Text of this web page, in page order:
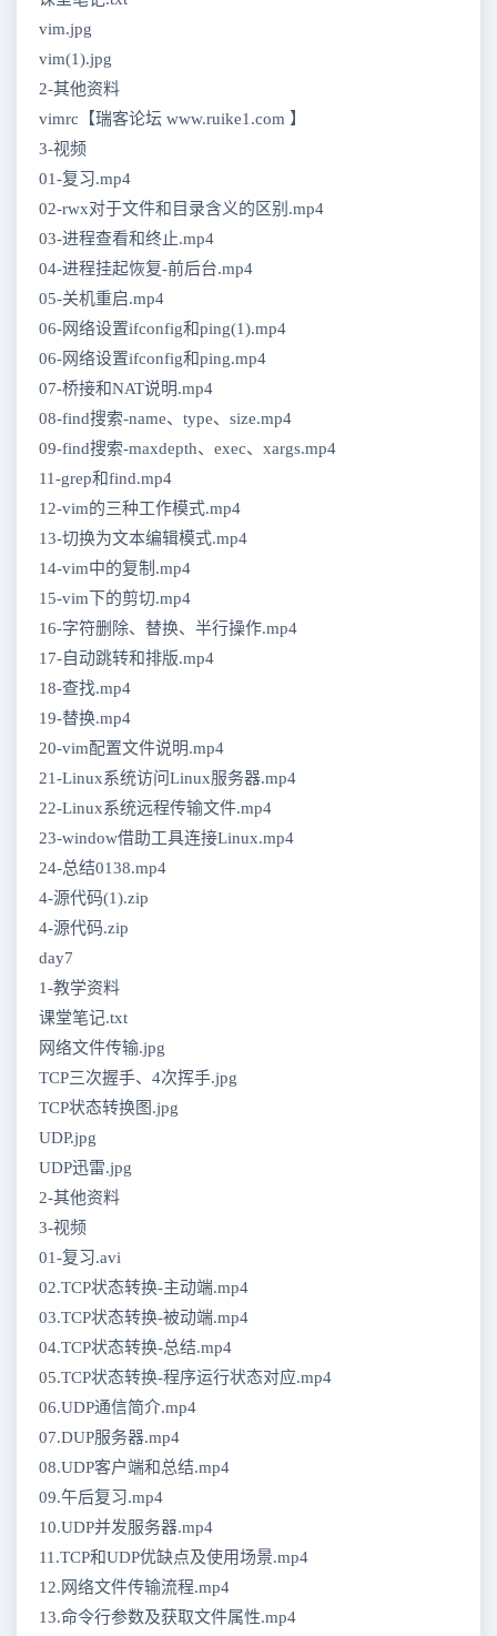
vim.jpg
vim(1).jpg
2-其他资料
vimrc【瑞客论坛 www.ruike1.com 】
3-视频
01-复习.mp4
02-rwx对于文件和目录含义的区别.mp4
03-进程查看和终止.mp4
04-进程挂起恢复-前后台.mp4
05-关机重启.mp4
06-网络设置ifconfig和ping(1).mp4
06-网络设置ifconfig和ping.mp4
07-桥接和NAT说明.mp4
08-find搜索-name、type、size.mp4
09-find搜索-maxdepth、exec、xargs.mp4
11-grep和find.mp4
12-vim的三种工作模式.mp4
13-切换为文本编辑模式.mp4
14-vim中的复制.mp4
15-vim下的剪切.mp4
16-字符删除、替换、半行操作.mp4
17-自动跳转和排版.mp4
18-查找.mp4
19-替换.mp4
20-vim配置文件说明.mp4
21-Linux系统访问Linux服务器.mp4
22-Linux系统远程传输文件.mp4
23-window借助工具连接Linux.mp4
24-总结0138.mp4
4-源代码(1).zip
4-源代码.zip
day7
1-教学资料
课堂笔记.txt
网络文件传输.jpg
TCP三次握手、4次挥手.jpg
TCP状态转换图.jpg
UDP.jpg
UDP迅雷.jpg
2-其他资料
3-视频
01-复习.avi
02.TCP状态转换-主动端.mp4
03.TCP状态转换-被动端.mp4
04.TCP状态转换-总结.mp4
05.TCP状态转换-程序运行状态对应.mp4
06.UDP通信简介.mp4
07.DUP服务器.mp4
08.UDP客户端和总结.mp4
09.午后复习.mp4
10.UDP并发服务器.mp4
11.TCP和UDP优缺点及使用场景.mp4
12.网络文件传输流程.mp4
13.命令行参数及获取文件属性.mp4